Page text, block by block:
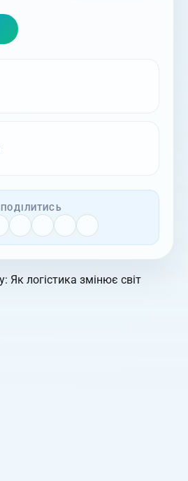
ПОДІЛИТИСЬ